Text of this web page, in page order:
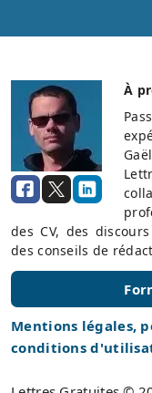
À
des CV, des
des conseils de
Mentions légales,
conditions